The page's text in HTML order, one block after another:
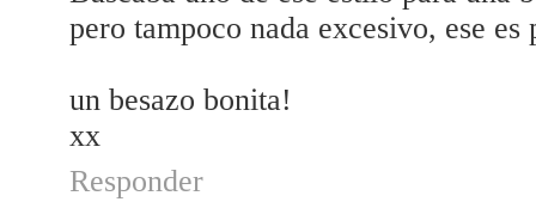
pero tampoco nada excesivo, ese
un besazo bonita!
xx
Responder